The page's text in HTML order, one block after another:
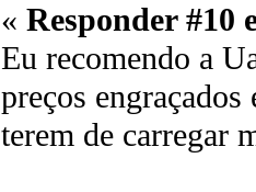
« Responder #10
Eu recomendo a
preços engraçados
terem de carregar